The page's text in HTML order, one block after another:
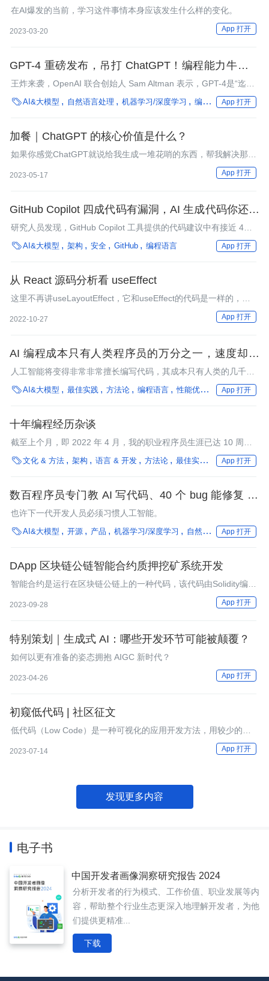
在AI爆发的当前，学习这件事情本身应该发生什么样的变化。
2023-03-20 App 打开
GPT-4 重磅发布，吊打 ChatGPT！编程能力牛到让
我睡不着：10 秒做出一个网站，1 分钟开发一个游
王炸来袭，OpenAI 联合创始人 Sam Altman 表示，GPT-4是“迄今
为止功能最强大的语言模型”。与上一代相比，GPT-4更强大更可
靠，且更有创造性。
AI&大模型 自然语言处理 机器学习/深度学习 编程语言 生成式 AI
App 打开
加餐｜ChatGPT 的核心价值是什么？
如果你感觉ChatGPT就说给我生成一堆花哨的东西，帮我解决那些
2023-05-17 App 打开
GitHub Copilot 四成代码有漏洞，AI 生成代码你还敢
用？
研究人员发现，GitHub Copilot 工具提供的代码建议中有接近 40%
存在 bug。
AI&大模型 架构 安全 GitHub 编程语言 App 打开
从 React 源码分析看 useEffect
这里不再讲useLayoutEffect，它和useEffect的代码是一样的，区
2022-10-27 App 打开
AI 编程成本只有人类程序员的万分之一，速度却快
了 10000 倍，再雇人类来写代码就离了大谱？
人工智能将变得非常非常擅长编写代码，其成本只有人类的几千分
之一乃至几万分之一，这对软件行业意味着什么？
AI&大模型 最佳实践 方法论 编程语言 性能优化 工业
App 打开
十年编程经历杂谈
截至上个月，即 2022 年 4 月，我的职业程序员生涯已达 10 周
年。以下是我回顾过去 10 年时想到的一些散乱无序的想法。我学
到的东西，我没有学到的东西，我改变了看法的东西，以及我从来
文化 & 方法 架构 语言 & 开发 方法论 最佳实践 编程语言
App 打开
数百程序员专门教 AI 写代码、40 个 bug 能修复 31
个，“取代程序员”这次要成真了？
也许下一代开发人员必须习惯人工智能。
AI&大模型 开源 产品 机器学习/深度学习 自然语言处理 生成式
App 打开
DApp 区块链公链智能合约质押挖矿系统开发
智能合约是运行在区块链公链上的一种代码，该代码由Solidity编写
【系统I8I 开發-2591 合约3365】并通过区块链的智能合约虚拟机
来执行，以达到对区块链编程的目标。可以将区块链公联理解为操
虚拟
2023-09-28 App 打开
特别策划｜生成式 AI：哪些开发环节可能被颠覆？
如何以更有准备的姿态拥抱 AIGC 新时代？
2023-04-26 App 打开
初窥低代码 | 社区征文
低代码（Low Code）是一种可视化的应用开发方法，用较少的代
码、以较快的速度来交付应用程序，将程序员不想开发的代码做到
自动化，称之为低代码。
2023-07-14 App 打开
发现更多内容
电子书
中国开发者画像洞察研究报告 2024
分析开发者的行为模式、工作价值、职业发展等内
容，帮助整个行业生态更深入地理解开发者，为他
们提供更精准...
下载